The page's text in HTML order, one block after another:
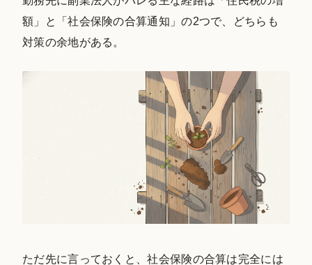
額」と「社会保険の合算通知」の2つで、どちらも
対策の余地がある。
ただ先に言っておくと、社会保険の合算は完全には